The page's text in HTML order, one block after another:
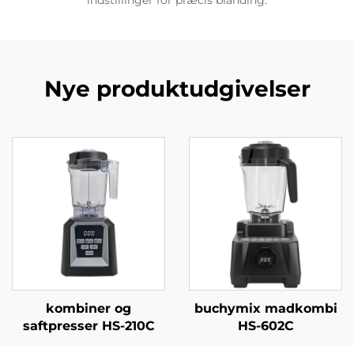
Nye produktudgivelser
kombiner og
saftpresser HS-210C
buchymix madkombi
HS-602C